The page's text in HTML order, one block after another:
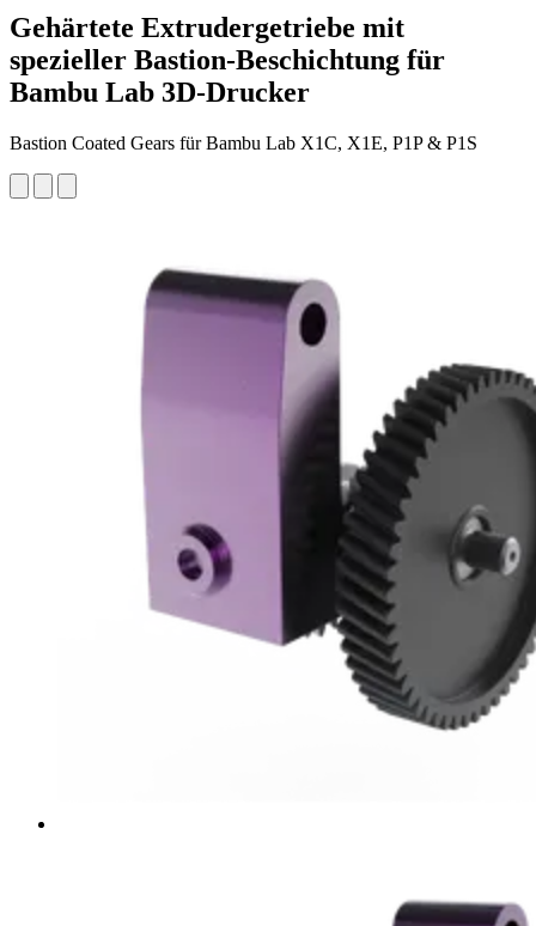
Gehärtete Extrudergetriebe mit
spezieller Bastion-Beschichtung für
Bambu Lab 3D-Drucker
Bastion Coated Gears für Bambu Lab X1C, X1E, P1P & P1S